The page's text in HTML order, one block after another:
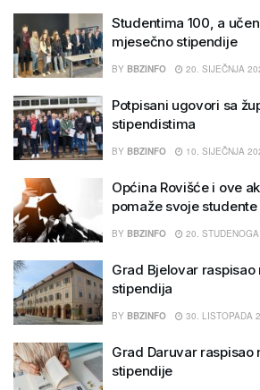
Studentima 100, a
mjesečno stipendije
BY BBZINFO 20. SIJEČNJA
Potpisani ugovori sa
stipendistima
BY BBZINFO 10. SIJEČNJA
Općina Rovišće i ove
pomaže svoje studente
BY BBZINFO 20.
Grad Bjelovar
stipendija
BY BBZINFO 30. LISTOPADA
Grad Daruvar raspisao
stipendije